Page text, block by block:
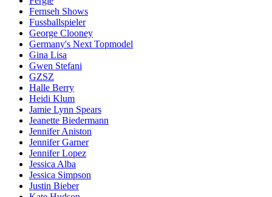
Fernseh Shows
Fussballspieler
George Clooney
Germany's Next Topmodel
Gina Lisa
Gwen Stefani
GZSZ
Halle Berry
Heidi Klum
Jamie Lynn Spears
Jeanette Biedermann
Jennifer Aniston
Jennifer Garner
Jennifer Lopez
Jessica Alba
Jessica Simpson
Justin Bieber